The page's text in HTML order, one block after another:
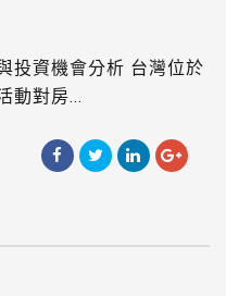
投資機會分析 台灣位於
動對房...